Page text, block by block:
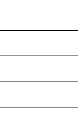
2026